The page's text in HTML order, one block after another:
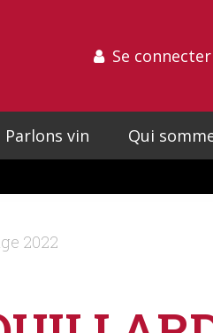
Se connecter
Parlons vin
Qui
2022